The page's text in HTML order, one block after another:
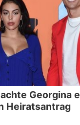
Georgina
Heiratsantrag